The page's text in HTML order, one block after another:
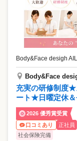
Body&Face desigh
Body&Face
充実の研修制度★
ート★日曜定休＆
2026 優秀賞受賞
口コミあり
正社員
社会保険完備